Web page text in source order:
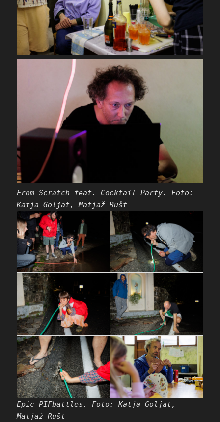
From Scratch feat. Cocktail Party. Foto:
Katja Goljat, Matjaž Rušt
Epic PIFbattles. Foto: Katja Goljat,
Matjaž Rušt